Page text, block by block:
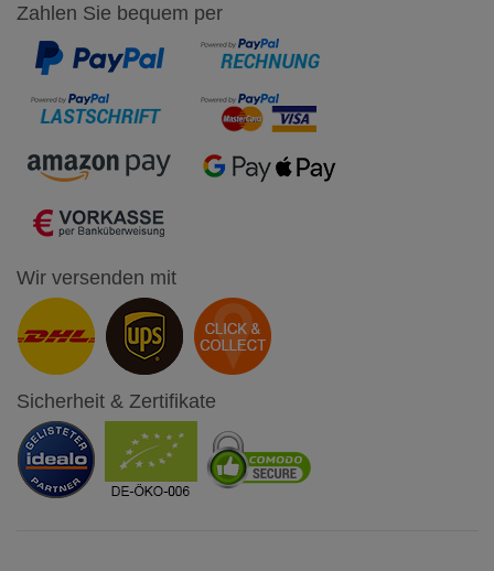
Zahlen Sie bequem per
Wir versenden mit
Sicherheit & Zertifikate